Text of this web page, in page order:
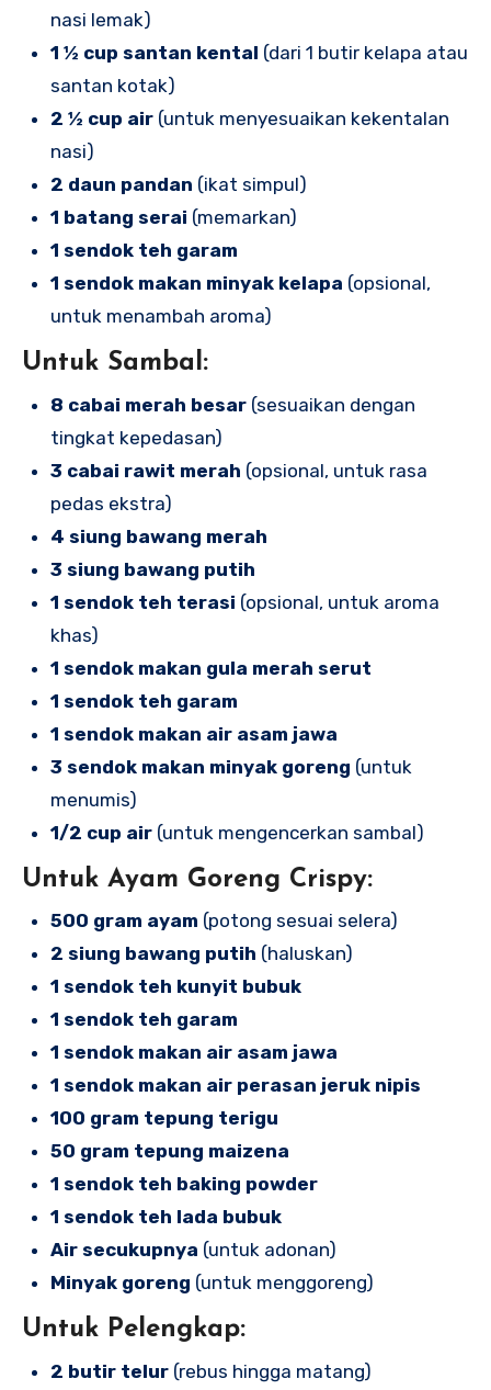
nasi lemak)
1 ½ cup santan kental (dari 1 butir kelapa atau
santan kotak)
2 ½ cup air (untuk menyesuaikan kekentalan
nasi)
2 daun pandan (ikat simpul)
1 batang serai (memarkan)
1 sendok teh garam
1 sendok makan minyak kelapa (opsional,
untuk menambah aroma)
Untuk Sambal:
8 cabai merah besar (sesuaikan dengan
tingkat kepedasan)
3 cabai rawit merah (opsional, untuk rasa
pedas ekstra)
4 siung bawang merah
3 siung bawang putih
1 sendok teh terasi (opsional, untuk aroma
khas)
1 sendok makan gula merah serut
1 sendok teh garam
1 sendok makan air asam jawa
3 sendok makan minyak goreng (untuk
menumis)
1/2 cup air (untuk mengencerkan sambal)
Untuk Ayam Goreng Crispy:
500 gram ayam (potong sesuai selera)
2 siung bawang putih (haluskan)
1 sendok teh kunyit bubuk
1 sendok teh garam
1 sendok makan air asam jawa
1 sendok makan air perasan jeruk nipis
100 gram tepung terigu
50 gram tepung maizena
1 sendok teh baking powder
1 sendok teh lada bubuk
Air secukupnya (untuk adonan)
Minyak goreng (untuk menggoreng)
Untuk Pelengkap:
2 butir telur (rebus hingga matang)